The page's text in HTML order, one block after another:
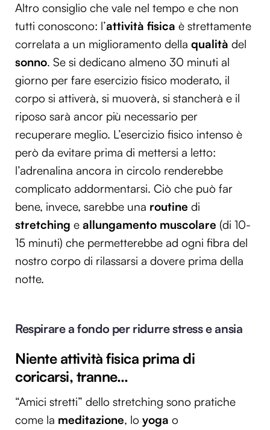
Altro consiglio che vale nel tempo e che non
tutti conoscono: l’attività fisica è strettamente
correlata a un miglioramento della qualità del
sonno. Se si dedicano almeno 30 minuti al
giorno per fare esercizio fisico moderato, il
corpo si attiverà, si muoverà, si stancherà e il
riposo sarà ancor più necessario per
recuperare meglio. L’esercizio fisico intenso è
però da evitare prima di mettersi a letto:
l’adrenalina ancora in circolo renderebbe
complicato addormentarsi. Ciò che può far
bene, invece, sarebbe una routine di
stretching e allungamento muscolare (di 10-
15 minuti) che permetterebbe ad ogni fibra del
nostro corpo di rilassarsi a dovere prima della
notte.
Respirare a fondo per ridurre stress e ansia
Niente attività fisica prima di
coricarsi, tranne…
“Amici stretti” dello stretching sono pratiche
come la meditazione, lo yoga o